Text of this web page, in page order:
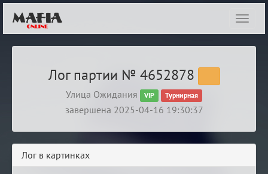
Лог партии № 4652878
Улица Ожидания VIP Турнирная
завершена 2025-04-16 19:30:37
Лог в картинках